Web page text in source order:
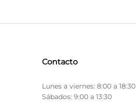
Contacto
Lunes a viernes: 8:00 a 18:30
Sábados: 9:00 a 13:30